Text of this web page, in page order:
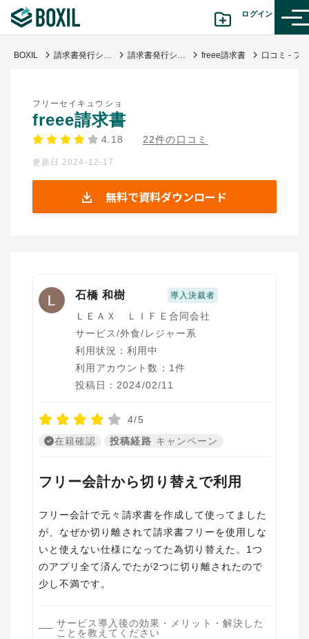
ログイン
診断から探す(β版)
BOXILの使い方ガイド 情報掲載をご希望の方へ
BOXIL 請求書発行システム 比較 おすすめ23選｜シェア・機能で選ぶ 請求書発行システム freee請求書
フリーセイキュウショ
freee請求書
4.18 22件の口コミ
更新日 2024-12-17
無料で資料ダウンロード
石橋 和樹 導入決裁者
ＬＥＡＸ ＬＩＦＥ合同会社
サービス/外食/レジャー系
利用状況：利用中
利用アカウント数：1件
投稿日：2024/02/11
4/5
在籍確認
投稿経路 キャンペーン
フリー会計から切り替えで利用
フリー会計で元々請求書を作成して使ってました
が、なぜか切り離されて請求書フリーを使用しな
いと使えない仕様になってた為切り替えた。1つ
のアプリ全て済んでたが2つに切り離されたので
少し不満です。
サービス導入後の効果・メリット・解決した
ことを教えてください